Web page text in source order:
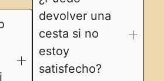
devolver una
cesta si no
estoy
satisfecho?